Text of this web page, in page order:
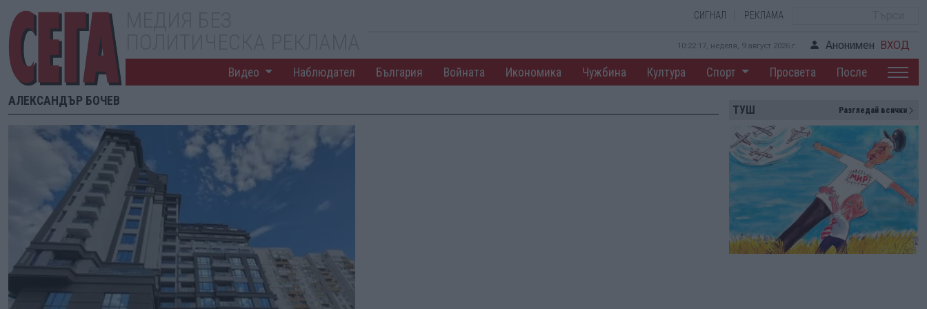
СИГНАЛ РЕКЛАМА
10:22:18, неделя, 9 август 2026 г. Анонимен ВХОД
Видео Наблюдател България Войната Икономика Чужбина Култура Спорт Просвета После
АЛЕКСАНДЪР БОЧЕВ
ТУШ Разгледай всички